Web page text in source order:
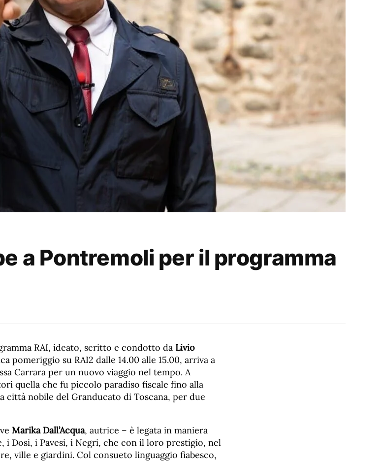
a Pontremoli per il programma
RAI, ideato, scritto e condotto da Livio
pomeriggio su RAI2 dalle 14.00 alle 15.00, arriva a
Carrara per un nuovo viaggio nel tempo. A
quella che fu piccolo paradiso fiscale fino alla
città nobile del Granducato di Toscana, per due
Marika Dall’Acqua, autrice – è legata in maniera
i Dosi, i Pavesi, i Negri, che con il loro prestigio, nel
ville e giardini. Col consueto linguaggio fiabesco,